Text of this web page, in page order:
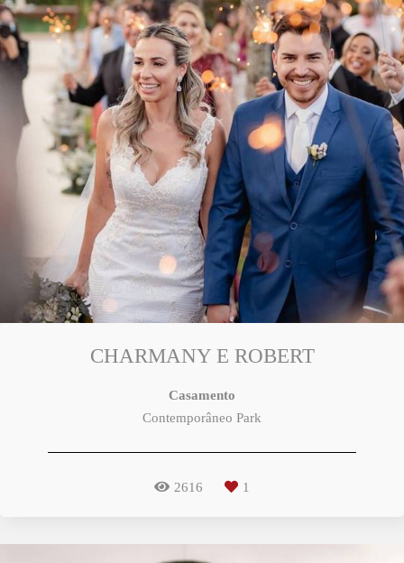
CHARMANY E ROBERT
Casamento
Contemporâneo Park
2616 1